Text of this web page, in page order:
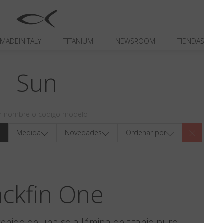
TITANIUM NEWSROOM TIENDAS
Sun
Medida Novedades Ordenar por
One